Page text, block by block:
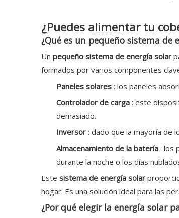
¿Puedes alimentar tu
¿Qué es un pequeño sistema de
Un pequeño sistema de energía solar
formados por varios componentes
Paneles solares : los paneles
Controlador de carga : este
demasiado.
Inversor : dado que la mayoría de
Almacenamiento de la batería : los
durante la noche o los días
Este sistema de energía solar
hogar. Es una solución ideal para las
¿Por qué elegir la energía solar